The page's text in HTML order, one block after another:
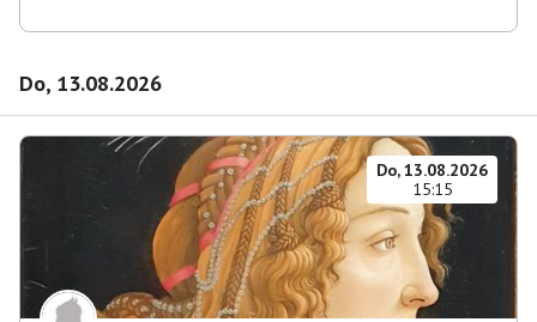
Do, 13.08.2026
Do, 13.08.2026
15:15